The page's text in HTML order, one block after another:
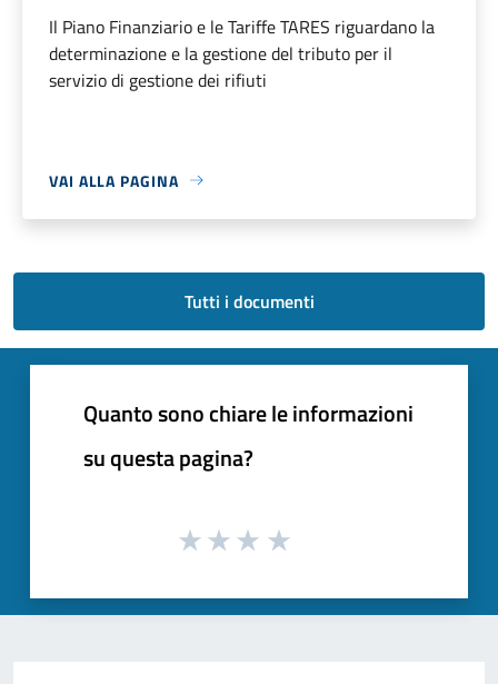
Il Piano Finanziario e le Tariffe TARES riguardano la
determinazione e la gestione del tributo per il
servizio di gestione dei rifiuti
VAI ALLA PAGINA
Tutti i documenti
Quanto sono chiare le informazioni
su questa pagina?